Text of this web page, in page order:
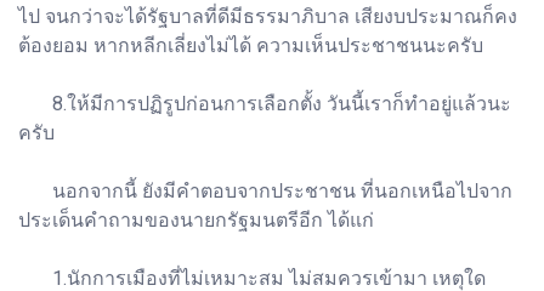
ไป จนกว่าจะได้รัฐบาลที่ดีมีธรรมาภิบาล เสียงบประมาณก็คง
ต้องยอม หากหลีกเลี่ยงไม่ได้ ความเห็นประชาชนนะครับ
8.ให้มีการปฏิรูปก่อนการเลือกตั้ง วันนี้เราก็ทำอยู่แล้วนะ
ครับ
นอกจากนี้ ยังมีคำตอบจากประชาชน ที่นอกเหนือไปจาก
ประเด็นคำถามของนายกรัฐมนตรีอีก ได้แก่
1.นักการเมืองที่ไม่เหมาะสม ไม่สมควรเข้ามา เหตุใด